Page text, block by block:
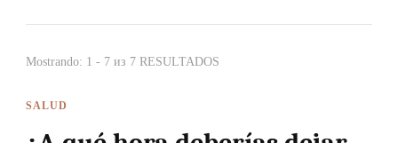
Mostrando: 1 - 7 из 7 RESULTADOS
SALUD